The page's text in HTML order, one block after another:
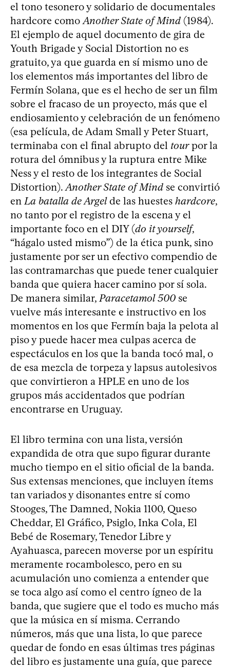
el tono tesonero y solidario de documentales
hardcore comoAnother State of Mind (1984).
El ejemplo de aquel documento de gira de
Youth Brigade y Social Distortion no es
gratuito, ya que guarda en sí mismo uno de
los elementos más importantes del libro de
Fermín Solana, que es el hecho de ser un film
sobre el fracaso de un proyecto, más que el
endiosamiento y celebración de un fenómeno
(esa película, de Adam Small y Peter Stuart,
terminaba con el final abrupto del tourpor la
rotura del ómnibus y la ruptura entre Mike
Ness y el resto de los integrantes de Social
Distortion).Another State of Mind se convirtió
enLa batalla de Argelde las huestes hardcore,
no tanto por el registro de la escena y el
importante foco en el DIY (do it yourself,
“hágalo usted mismo”) de la ética punk, sino
justamente por ser un efectivo compendio de
las contramarchas que puede tener cualquier
banda que quiera hacer camino por sí sola.
De manera similar,Paracetamol 500 se
vuelve más interesante e instructivo en los
momentos en los que Fermín baja la pelota al
piso y puede hacer mea culpas acerca de
espectáculos en los que la banda tocó mal, o
de esa mezcla de torpeza y lapsus autolesivos
que convirtieron a HPLE en uno de los
grupos más accidentados que podrían
encontrarse en Uruguay.
El libro termina con una lista, versión
expandida de otra que supo figurar durante
mucho tiempo en el sitio oficial de la banda.
Sus extensas menciones, que incluyen ítems
tan variados y disonantes entre sí como
Stooges, The Damned, Nokia 1100, Queso
Cheddar, El Gráfico, Psiglo, Inka Cola, El
Bebé de Rosemary, Tenedor Libre y
Ayahuasca, parecen moverse por un espíritu
meramente rocambolesco, pero en su
acumulación uno comienza a entender que
se toca algo así como el centro ígneo de la
banda, que sugiere que el todo es mucho más
que la música en sí misma. Cerrando
números, más que una lista, lo que parece
quedar de fondo en esas últimas tres páginas
del libro es justamente una guía, que parece